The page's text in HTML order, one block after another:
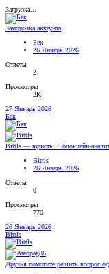
Загрузка...
Заморозка аккаунта
Бек
26 Январь 2026
Ответы
2
Просмотры
2K
27 Январь 2026
Бек
Bittls — юристы + блокчейн-
Bittls
26 Январь 2026
Ответы
0
Просмотры
770
26 Январь 2026
Bittls
Друзья помогите решить вопрос